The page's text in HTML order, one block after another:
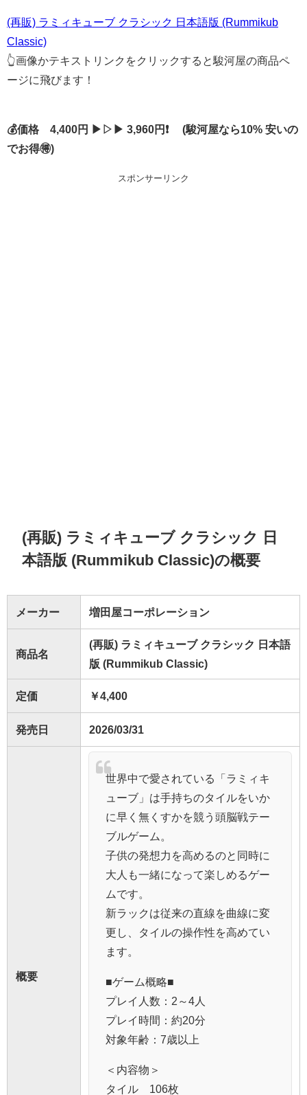
(再販) ラミィキューブ クラシック 日本語版 (Rummikub
Classic)
👆画像かテキストリンクをクリックすると駿河屋の商品ペ
ージに飛びます！
💰価格 4,400円 ▶▷▶ 3,960円❗ (駿河屋なら10% 安いの
でお得🉐)
スポンサーリンク
(再販) ラミィキューブ クラシック 日
本語版 (Rummikub Classic)の概要
メーカー 増田屋コーポレーション
商品名
(再販) ラミィキューブ クラシック 日本語
版 (Rummikub Classic)
定価 ￥4,400
発売日 2026/03/31
概要
世界中で愛されている「ラミィキ
ューブ」は手持ちのタイルをいか
に早く無くすかを競う頭脳戦テー
ブルゲーム。
子供の発想力を高めるのと同時に
大人も一緒になって楽しめるゲー
ムです。
新ラックは従来の直線を曲線に変
更し、タイルの操作性を高めてい
ます。
■ゲーム概略■
プレイ人数：2～4人
プレイ時間：約20分
対象年齢：7歳以上
＜内容物＞
タイル 106枚